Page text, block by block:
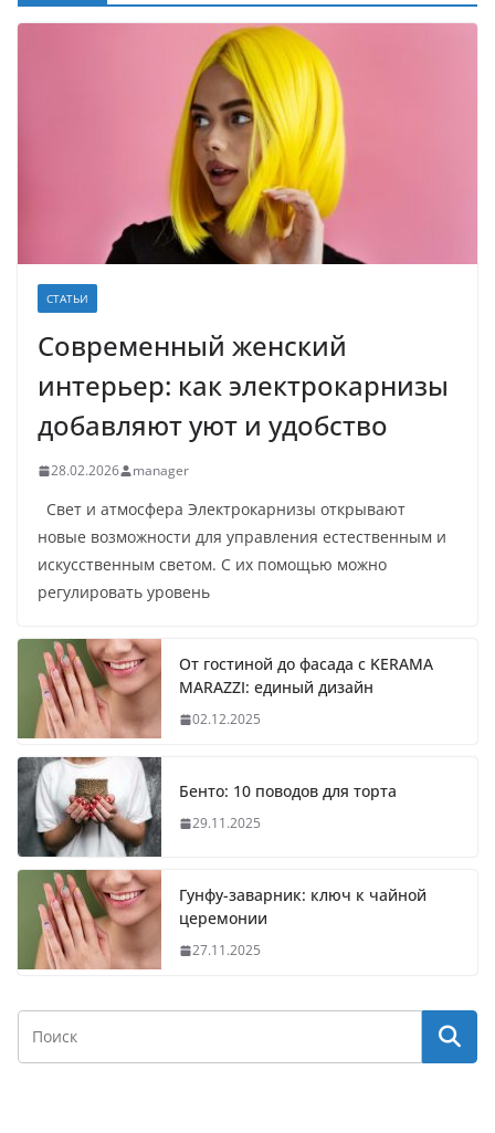
СТАТЬИ
Современный женский
интерьер: как электрокарнизы
добавляют уют и удобство
28.02.2026 manager
Свет и атмосфера Электрокарнизы открывают
новые возможности для управления естественным и
искусственным светом. С их помощью можно
регулировать уровень
От гостиной до фасада с KERAMA
MARAZZI: единый дизайн
02.12.2025
Бенто: 10 поводов для торта
29.11.2025
Гунфу-заварник: ключ к чайной
церемонии
27.11.2025